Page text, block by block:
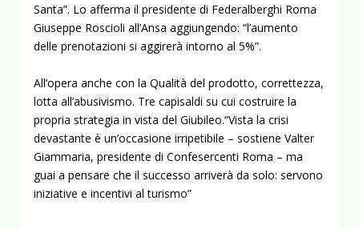
Santa”. Lo afferma il presidente di Federalberghi Roma
Giuseppe Roscioli all’Ansa aggiungendo: “l’aumento
delle prenotazioni si aggirerà intorno al 5%”.
All’opera anche con la Qualità del prodotto, correttezza,
lotta all’abusivismo. Tre capisaldi su cui costruire la
propria strategia in vista del Giubileo.“Vista la crisi
devastante è un’occasione irripetibile – sostiene Valter
Giammaria, presidente di Confesercenti Roma – ma
guai a pensare che il successo arriverà da solo: servono
iniziative e incentivi al turismo”